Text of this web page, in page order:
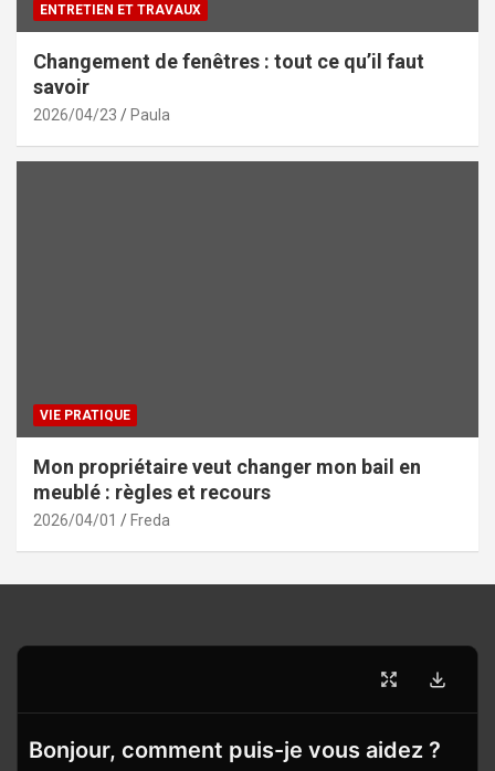
ENTRETIEN ET TRAVAUX
Changement de fenêtres : tout ce qu’il faut
savoir
2026/04/23 Paula
VIE PRATIQUE
Mon propriétaire veut changer mon bail en
meublé : règles et recours
2026/04/01 Freda
Bonjour, comment puis-je vous aidez ?